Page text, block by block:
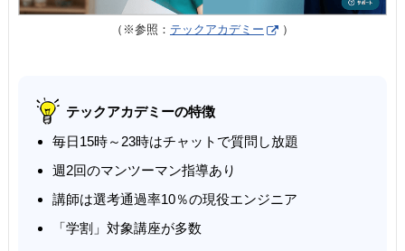
（※参照： テックアカデミー ）
テックアカデミーの特徴
毎日15時～23時はチャットで質問し放題
週2回のマンツーマン指導あり
講師は選考通過率10％の現役エンジニア
「学割」対象講座が多数